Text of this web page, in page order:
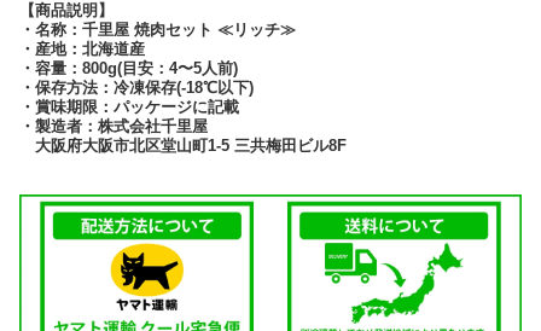
【商品説明】
・名称：千里屋 焼肉セット ≪リッチ≫
・産地：北海道産
・容量：800g(目安：4〜5人前)
・保存方法：冷凍保存(-18℃以下)
・賞味期限：パッケージに記載
・製造者：株式会社千里屋
大阪府大阪市北区堂山町1-5 三共梅田ビル8F